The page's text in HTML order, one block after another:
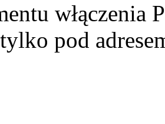
włączenia
pod